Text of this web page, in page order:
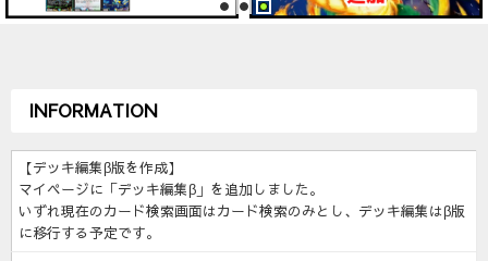
INFORMATION
【デッキ編集β版を作成】
マイページに「デッキ編集β」を追加しました。
いずれ現在のカード検索画面はカード検索のみとし、デッキ編集はβ版
に移行する予定です。